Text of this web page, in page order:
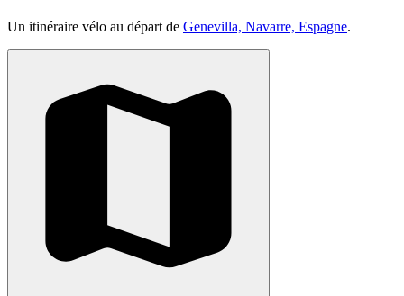
Un itinéraire vélo au départ de Genevilla, Navarre, Espagne.